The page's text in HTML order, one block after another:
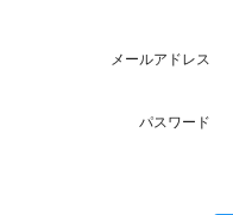
メールアドレス
パスワード